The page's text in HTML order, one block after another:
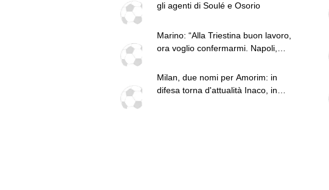
gli agenti di Soulé e Osorio
Marino: “Alla Triestina buon lavoro,
ora voglio confermarmi. Napoli,
entrambi e De Zerbi”
Milan, due nomi per Amorim: in
difesa torna d'attualità Inaco, in